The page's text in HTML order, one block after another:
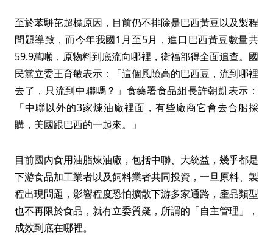
至於苯駢芘超標原因，目前仍不排除是巴西黃豆以及製程
問題導致，而今年我國1月至5月，進口巴西黃豆數量共
59.9萬噸，原物料到底流向哪裡，衛福部得全面追查。國
民黨立委王育敏表示：「這個風險高的巴西豆，流到哪裡
去了，只流到中聯嗎？」食藥署食品組長許朝凱表示：
「中聯以外的3家煉油廠裡面，有些廠商它會去合船採
購，美國跟巴西的一起來。」
目前國內食用油脂煉油廠，包括中聯、大統益，幾乎都是
下游食品加工業者以及飼料業者共同投資，一旦原料、製
程出現問題，影響程度恐怕擴散下游多家通路，產品類型
也不再限於食品，就有立委質疑，所謂的「自主管理」，
成效到底在哪裡。